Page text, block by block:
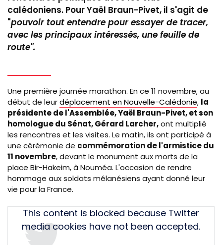
calédoniens. Pour Yaël Braun-Pivet, il s'agit de
"pouvoir tout entendre pour essayer de tracer,
avec les principaux intéressés, une feuille de
route".
Une première journée marathon. En ce 11 novembre, au
début de leurdéplacement en Nouvelle-Calédonie, la
présidente de l'Assemblée, Yaël Braun-Pivet, et son
homologue du Sénat, Gérard Larcher,ont multiplié
les rencontres et les visites. Le matin, ils ont participé à
une cérémonie de commémoration de l'armistice du
11 novembre, devant le monument aux morts de la
place Bir-Hakeim, à Nouméa. L'occasion de rendre
hommage aux soldats mélanésiens ayant donné leur
vie pour la France.
TweetThis content is blocked because Twitter
media cookies have not been accepted.